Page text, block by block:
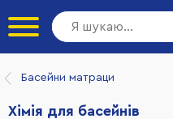
Басейни матраци
Хімія для басейнів